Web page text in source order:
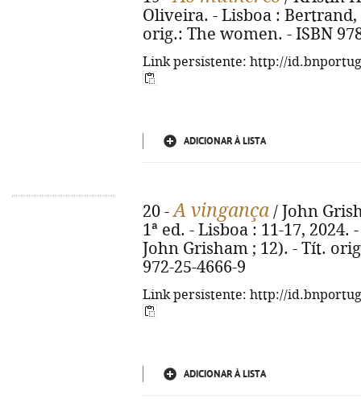
Oliveira. - Lisboa : Bertrand,
orig.: The women. - ISBN
Link persistente: http://
ADICIONAR À LISTA
20 -A vingança / John
1ª ed. - Lisboa : 11-17,
John Grisham ; 12). - Tít.
972-25-4666-9
Link persistente: http://
ADICIONAR À LISTA